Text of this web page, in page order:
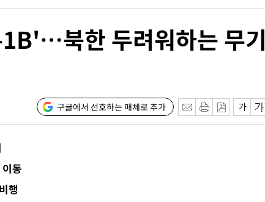
북한 두려워하는 무기
구글에서 선호하는 매체로 추가
동
행